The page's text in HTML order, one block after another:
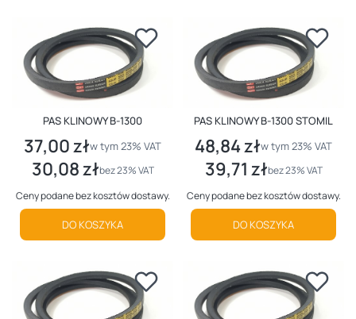
PAS KLINOWY B-1300
Cena brutto
37,00 złw tym %s VAT
w tym23% VAT
Cena netto
30,08 złbez 23% VAT
Ceny podane bez kosztów dostawy.
DO KOSZYKA
PAS KLINOWY B-1300 STOMIL
Cena brutto
48,84 złw tym %s VAT
w tym23% VAT
Cena netto
39,71 złbez 23% VAT
Ceny podane bez kosztów dostawy.
DO KOSZYKA